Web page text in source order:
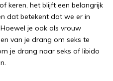
keren, het blijft een belangrijk
dat betekent dat we er in
je ook als vrouw
van je drang om seks te
je drang naar seks of libido